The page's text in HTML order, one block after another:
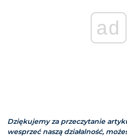
ad
Dziękujemy za przeczytanie
wesprzeć naszą działalność,